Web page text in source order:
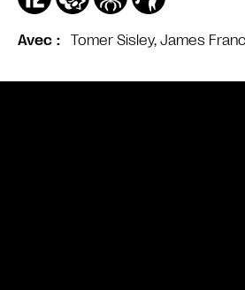
Avec Tomer Sisley, James